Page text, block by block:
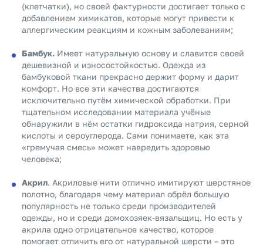
(клетчатки), но своей фактурности достигает только с
добавлением химикатов, которые могут привести к
аллергическим реакциям и кожным заболеваниям;
Бамбук. Имеет натуральную основу и славится своей
дешевизной и износостойкостью. Одежда из
бамбуковой ткани прекрасно держит форму и дарит
комфорт. Но все эти качества достигаются
исключительно путём химической обработки. При
тщательном исследовании материала учёные
обнаружили в нём остатки гидроксида натрия, серной
кислоты и сероуглерода. Сами понимаете, как эта
«гремучая смесь» может навредить здоровью
человека;
Акрил. Акриловые нити отлично имитируют шерстяное
полотно, благодаря чему материал обрёл большую
популярность не только среди производителей
одежды, но и среди домохозяек-вязальщиц. Но есть у
акрила одно отрицательное качество, которое
помогает отличить его от натуральной шерсти – это